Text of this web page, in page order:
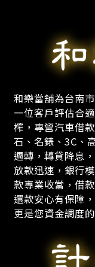
和樂當舖為台南
一位客戶評估合
榨，專營汽車借
石、名錶、3C、
週轉，轉貸降息
放款迅速，銀行
款專業收當，借
還款安心有保障
更是您資金調度